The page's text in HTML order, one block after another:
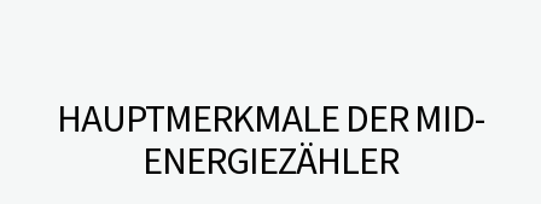
HAUPTMERKMALE DER MID-
ENERGIEZÄHLER